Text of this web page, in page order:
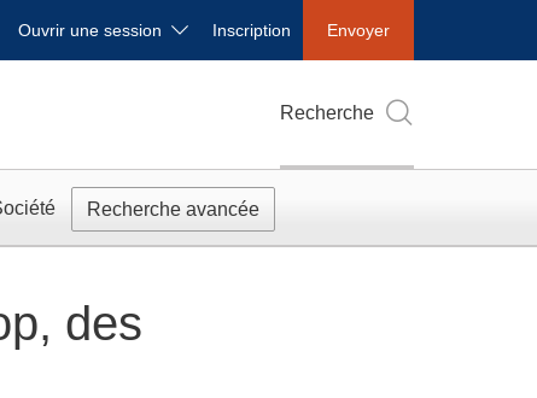
Ouvrir une session Inscription Envoyer
Recherche
Recherche avancée
des